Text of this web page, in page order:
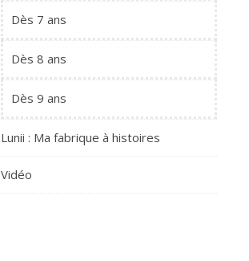
Dès 7 ans
Dès 8 ans
Dès 9 ans
Lunii : Ma fabrique à histoires
Vidéo